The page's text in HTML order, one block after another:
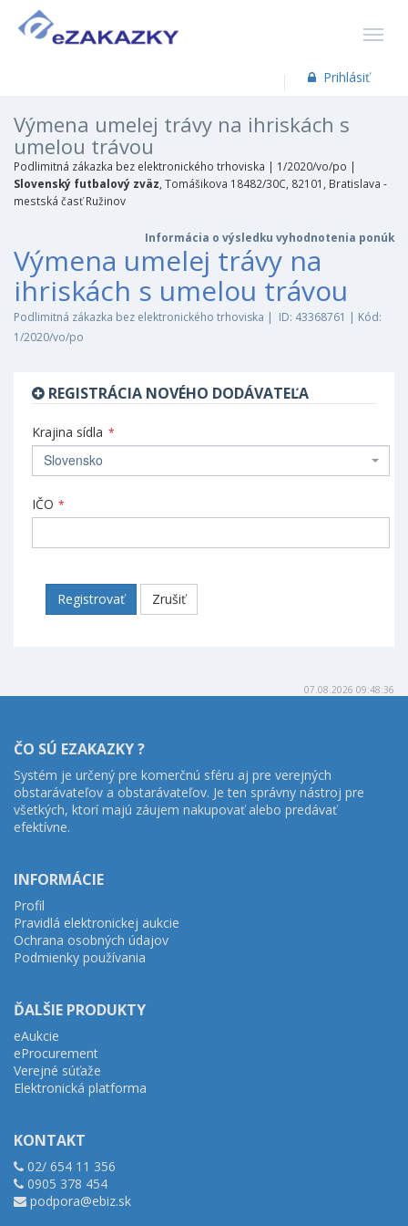
Prihlásiť
Výmena umelej trávy na ihriskách s
umelou trávou
Podlimitná zákazka bez elektronického trhoviska | 1/2020/vo/po |
Slovenský futbalový zväz , Tomášikova 18482/30C, 82101, Bratislava -
mestská časť Ružinov
Informácia o výsledku vyhodnotenia ponúk
Výmena umelej trávy na
ihriskách s umelou trávou
Podlimitná zákazka bez elektronického trhoviska | ID: 43368761 | Kód:
1/2020/vo/po
REGISTRÁCIA NOVÉHO DODÁVATEĽA
Krajina sídla *
Slovensko
IČO *
Registrovať Zrušiť
07.08.2026 09:48:36
ČO SÚ EZAKAZKY ?
Systém je určený pre komerčnú sféru aj pre verejných
obstarávateľov a obstarávateľov. Je ten správny nástroj pre
všetkých, ktorí majú záujem nakupovať alebo predávať
efektívne.
INFORMÁCIE
Profil
Pravidlá elektronickej aukcie
Ochrana osobných údajov
Podmienky používania
ĎALŠIE PRODUKTY
eAukcie
eProcurement
Verejné súťaže
Elektronická platforma
KONTAKT
02/ 654 11 356
0905 378 454
podpora@ebiz.sk